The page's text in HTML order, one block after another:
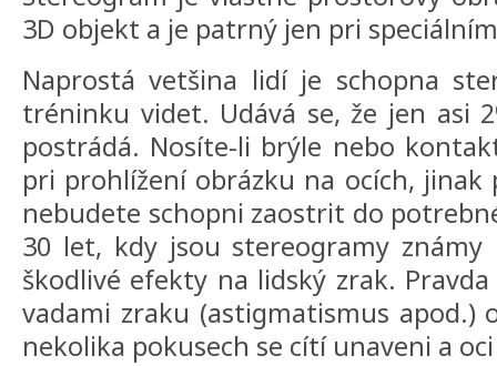
3D objekt a je patrný jen pri
Naprostá vetšina lidí je schopna
tréninku videt. Udává se, že jen asi
postrádá. Nosíte-li brýle nebo
pri prohlížení obrázku na ocích, jinak
nebudete schopni zaostrit do
30 let, kdy jsou stereogramy známy
škodlivé efekty na lidský zrak.
vadami zraku (astigmatismus apod.)
nekolika pokusech se cítí unaveni a